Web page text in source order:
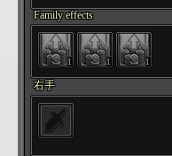
Family effects
1 1 1
右手